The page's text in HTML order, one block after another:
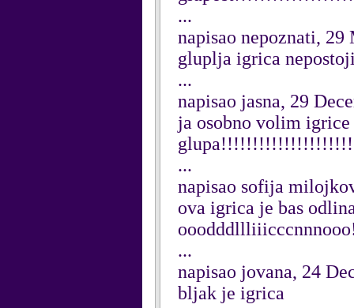
...
napisao nepoznati, 29
gluplja igrica
...
napisao jasna, 29
ja osobno volim
...
napisao sofija
ova igrica je bas
...
napisao jovana, 24
bljak je igrica